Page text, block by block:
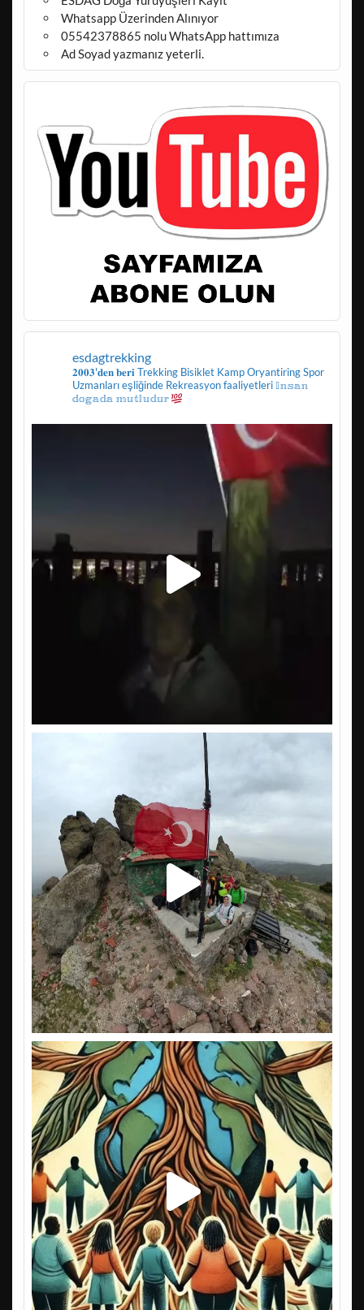
Whatsapp Üzerinden Alınıyor
05542378865 nolu WhatsApp hattımıza
Ad Soyad yazmanız yeterli.
esdagtrekking
𝟐𝟎𝟎𝟑'𝐝𝐞𝐧 𝐛𝐞𝐫𝐢TrekkingBisikletKampOryantiringSpor
Uzmanları eşliğinde Rekreasyon faaliyetleri𝕀𝕟𝕤𝕒𝕟
𝕕𝕠𝕘𝕒𝕕𝕒 𝕞𝕦𝕥𝕝𝕦𝕕𝕦𝕣